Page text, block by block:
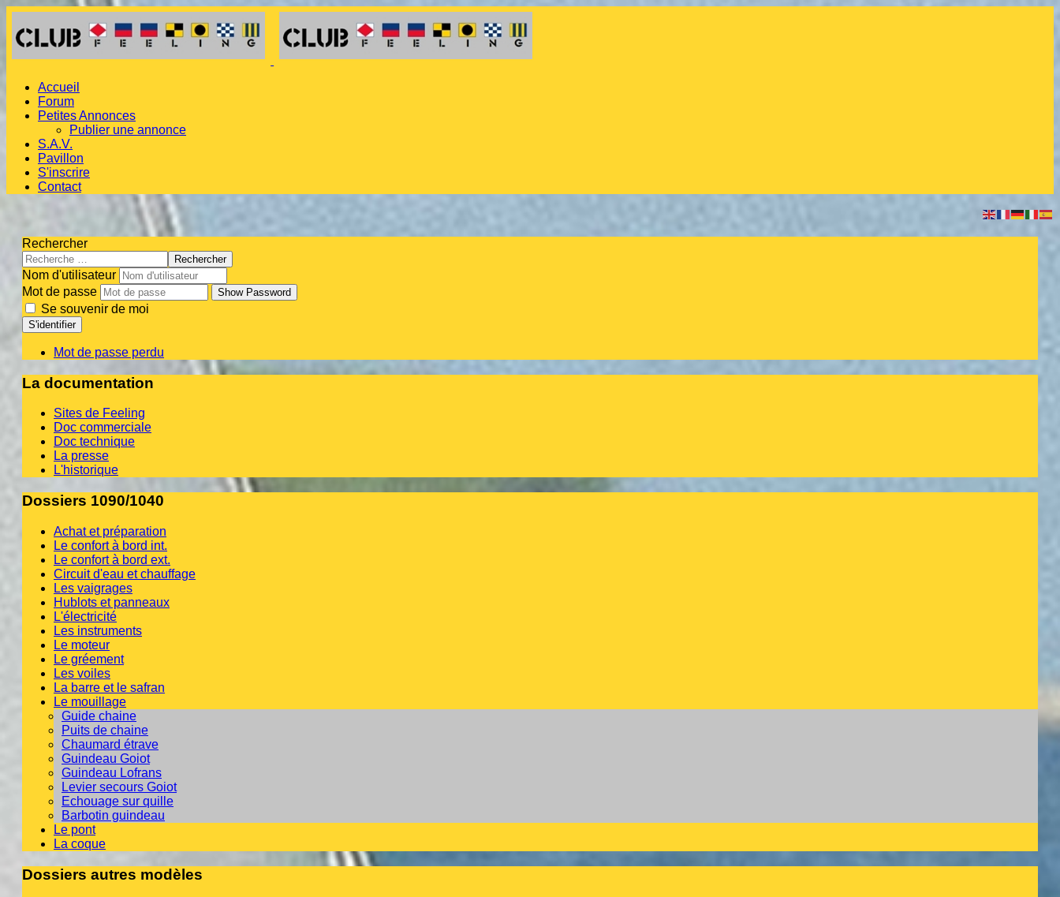
Accueil
Forum
Petites Annonces
Publier une annonce
S.A.V.
Pavillon
S'inscrire
Contact
Rechercher
Rechercher
Nom d'utilisateur
Mot de passe
Show Password
Se souvenir de moi
S'identifier
Mot de passe perdu
La documentation
Sites de Feeling
Doc commerciale
Doc technique
La presse
L'historique
Dossiers 1090/1040
Achat et préparation
Le confort à bord int.
Le confort à bord ext.
Circuit d'eau et chauffage
Les vaigrages
Hublots et panneaux
L'électricité
Les instruments
Le moteur
Le gréement
Les voiles
La barre et le safran
Le mouillage
Guide chaine
Puits de chaine
Chaumard étrave
Guindeau Goiot
Guindeau Lofrans
Levier secours Goiot
Echouage sur quille
Barbotin guindeau
Le pont
La coque
Dossiers autres modèles